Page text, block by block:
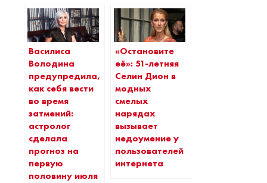
Василиса
Володина
предупредила,
как себя вести
во время
затмений:
астролог
сделала
прогноз на
первую
половину июля
«Остановите
её»: 51-летняя
Селин Дион в
модных
смелых
нарядах
вызывает
недоумение у
пользователей
интернета